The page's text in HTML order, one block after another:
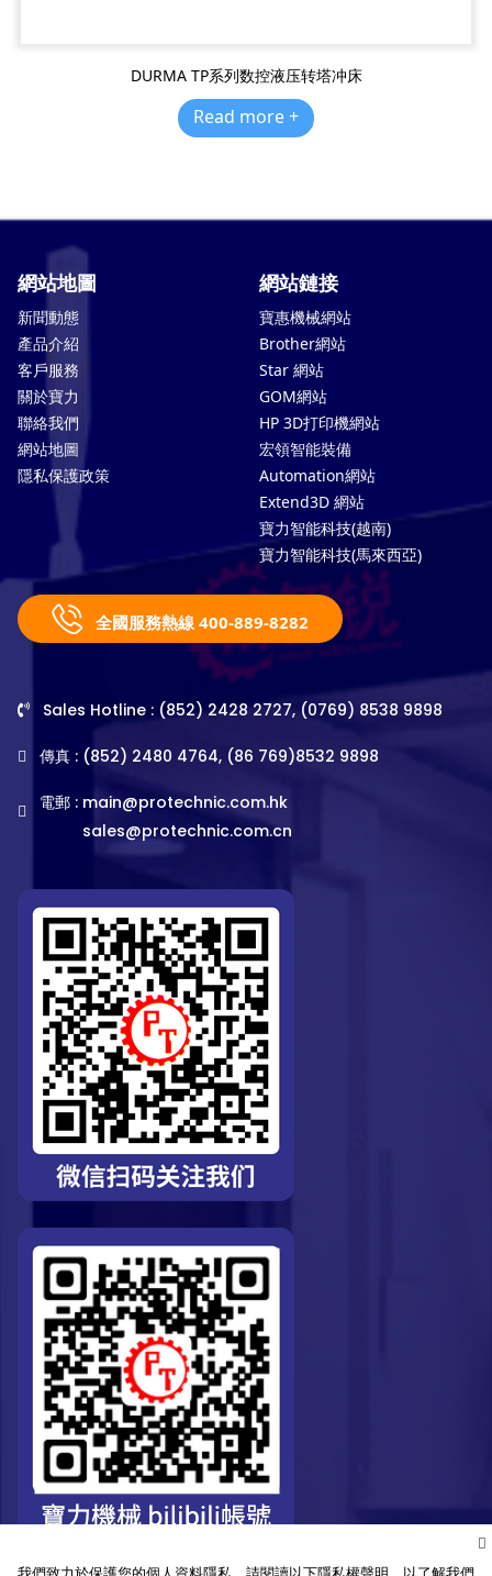
DURMA TP系列数控液压转塔冲床
Read more +
網站地圖
新聞動態
產品介紹
客戶服務
關於寶力
聯絡我們
網站地圖
隱私保護政策
網站鏈接
寶惠機械網站
Brother網站
Star 網站
GOM網站
HP 3D打印機網站
宏領智能裝備
Automation網站
Extend3D 網站
寶力智能科技(越南)
寶力智能科技(馬來西亞)
全國服務熱線 400-889-8282
Sales Hotline : (852) 2428 2727, (0769) 8538 9898
傳真 : (852) 2480 4764, (86 769)8532 9898
電郵 : main@protechnic.com.hk
sales@protechnic.com.cn